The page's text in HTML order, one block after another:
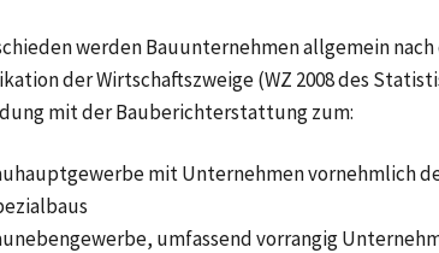
werden Bauunternehmen allgemein
der Wirtschaftszweige (WZ 2008 des
mit der Bauberichterstattung zum:
mit Unternehmen vornehmlich
umfassend vorrangig